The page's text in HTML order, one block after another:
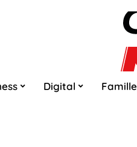
Digital Famille